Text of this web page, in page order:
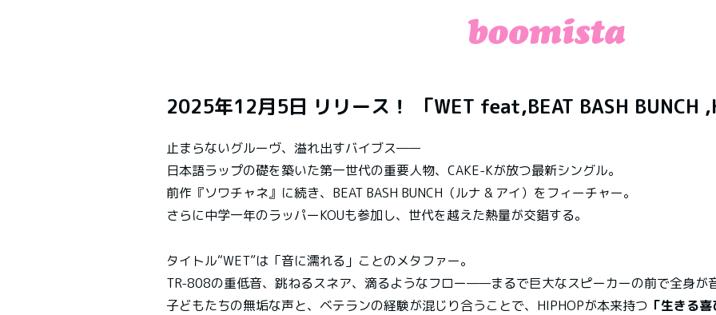
2025年12月5日 リリース！ 「WET feat,BEAT BASH BUNCH
止まらないグルーヴ、溢れ出すバイブス——
日本語ラップの礎を築いた第一世代の重要人物、CAKE-Kが放つ最新シングル。
前作『ソワチャネ』に続き、BEAT BASH BUNCH（ルナ & アイ）をフィーチャー。
さらに中学一年のラッパーKOUも参加し、世代を越えた熱量が交錯する。
タイトル“WET”は「音に濡れる」ことのメタファー。
TR-808の重低音、跳ねるスネア、滴るようなフロー——まるで巨大なスピーカーの前で全身が
子どもたちの無垢な声と、ベテランの経験が混じり合うことで、HIPHOPが本来持つ 「生きる